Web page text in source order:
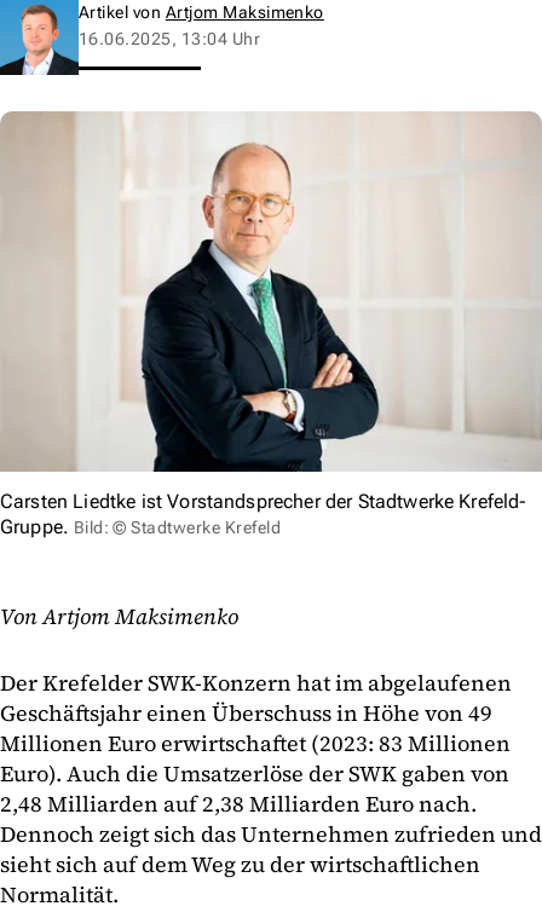
Artikel von Artjom Maksimenko
16.06.2025, 13:04 Uhr
Carsten Liedtke ist Vorstandsprecher der Stadtwerke Krefeld-
Gruppe. Bild: © Stadtwerke Krefeld
Von Artjom Maksimenko
Der Krefelder SWK-Konzern hat im abgelaufenen
Geschäftsjahr einen Überschuss in Höhe von 49
Millionen Euro erwirtschaftet (2023: 83 Millionen
Euro). Auch die Umsatzerlöse der SWK gaben von
2,48 Milliarden auf 2,38 Milliarden Euro nach.
Dennoch zeigt sich das Unternehmen zufrieden und
sieht sich auf dem Weg zu der wirtschaftlichen
Normalität.